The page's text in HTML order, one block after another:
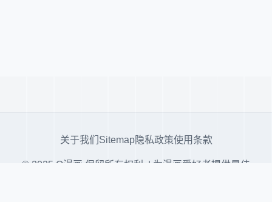
关于我们 Sitemap隐私政策使用条款
© 2025 Q漫画 保留所有权利. | 为漫画爱好者提供最佳